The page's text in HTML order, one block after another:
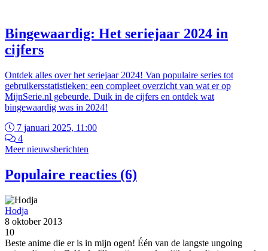
Bingewaardig: Het seriejaar 2024 in
cijfers
Ontdek alles over het seriejaar 2024! Van populaire series tot
gebruikersstatistieken: een compleet overzicht van wat er op
MijnSerie.nl gebeurde. Duik in de cijfers en ontdek wat
bingewaardig was in 2024!
7 januari 2025, 11:00
4
Meer nieuwsberichten
Populaire reacties (6)
Hodja
8 oktober 2013
10
Beste anime die er is in mijn ogen! Één van de langste ungoing